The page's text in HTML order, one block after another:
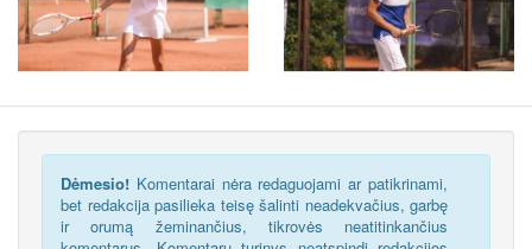
Dėmesio! Komentarai nėra redaguojami ar patikrinami,
bet redakcija pasilieka teisę šalinti neadekvačius, garbę
ir orumą žeminančius, tikrovės neatitinkančius